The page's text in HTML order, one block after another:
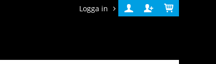
Logga in
Logga
in
Skapa
konto
Varukorg